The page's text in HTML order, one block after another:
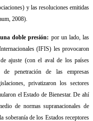
y las resoluciones emitidas
2008).
doble presión: por un lado, las
(IFIS) les provocaron
ajuste (con el aval de los países
de penetración de las empresas
privatizaron los sectores
el Estado de Bienestar. De ahí
de normas supranacionales de
soberanía de los Estados receptores